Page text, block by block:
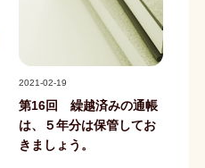
2021-02-19
第16回 繰越済みの通帳
は、５年分は保管してお
きましょう。